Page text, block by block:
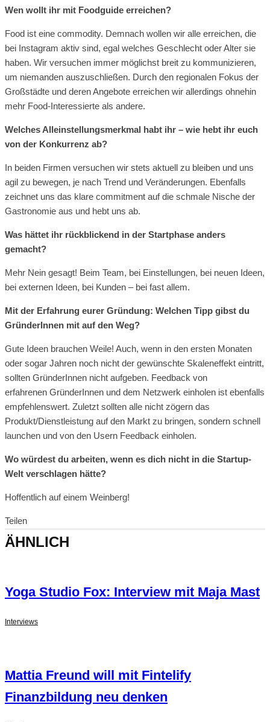
Wen wollt ihr mit Foodguide erreichen?
Food ist eine commodity. Demnach wollen wir alle erreichen, die
bei Instagram aktiv sind, egal welches Geschlecht oder Alter sie
haben. Wir versuchen immer möglichst breit zu kommunizieren,
um niemanden auszuschließen. Durch den regionalen Fokus der
Großstädte und deren Angebote erreichen wir allerdings ohnehin
mehr Food-Interessierte als andere.
Welches Alleinstellungsmerkmal habt ihr – wie hebt ihr euch
von der Konkurrenz ab?
In beiden Firmen versuchen wir stets aktuell zu bleiben und uns
agil zu bewegen, je nach Trend und Veränderungen. Ebenfalls
zeichnet uns das klare commitment auf die schmale Nische der
Gastronomie aus und hebt uns ab.
Was hättet ihr rückblickend in der Startphase anders
gemacht?
Mehr Nein gesagt! Beim Team, bei Einstellungen, bei neuen Ideen,
bei externen Ideen, bei Kunden – bei fast allem.
Mit der Erfahrung eurer Gründung: Welchen Tipp gibst du
GründerInnen mit auf den Weg?
Gute Ideen brauchen Weile! Auch, wenn in den ersten Monaten
oder sogar Jahren noch nicht der gewünschte Skaleneffekt eintritt,
sollten GründerInnen nicht aufgeben. Feedback von
erfahrenen GründerInnen und dem Netzwerk einholen ist ebenfalls
empfehlenswert. Zuletzt sollten alle nicht zögern das
Produkt/Dienstleistung auf den Markt zu bringen, sondern schnell
launchen und von den Usern Feedback einholen.
Wo würdest du arbeiten, wenn es dich nicht in die Startup-
Welt verschlagen hätte?
Hoffentlich auf einem Weinberg!
Teilen
ÄHNLICH
Yoga Studio Fox: Interview mit Maja Mast
Interviews
Mattia Freund will mit Fintelify
Finanzbildung neu denken